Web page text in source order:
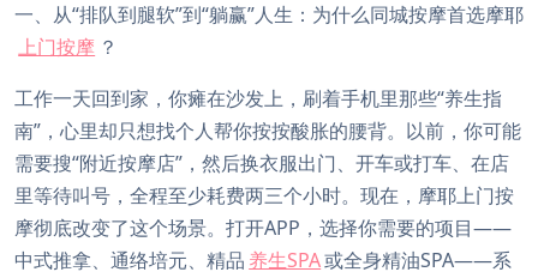
一、从“排队到腿软”到“躺赢”人生：为什么同城按摩首选摩耶
上门按摩 ？
工作一天回到家，你瘫在沙发上，刷着手机里那些“养生指
南”，心里却只想找个人帮你按按酸胀的腰背。以前，你可能
需要搜“附近按摩店”，然后换衣服出门、开车或打车、在店
里等待叫号，全程至少耗费两三个小时。现在，摩耶上门按
摩彻底改变了这个场景。打开APP，选择你需要的项目——
中式推拿、通络培元、精品 养生SPA或全身精油SPA——系